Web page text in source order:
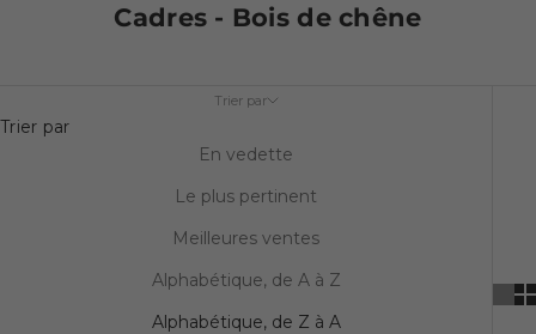
Cadres - Bois de chêne
Trier par
Trier par
En vedette
Le plus pertinent
Meilleures ventes
Alphabétique, de A à Z
Alphabétique, de Z à A